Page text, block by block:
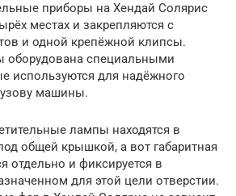
приборы на Хендай Солярис
местах и закрепляются с
и одной крепёжной клипсы.
оборудована специальными
используются для надёжного
машины.
лампы находятся в
общей крышкой, а вот габаритная
отдельно и фиксируется в
для этой цели отверстии.